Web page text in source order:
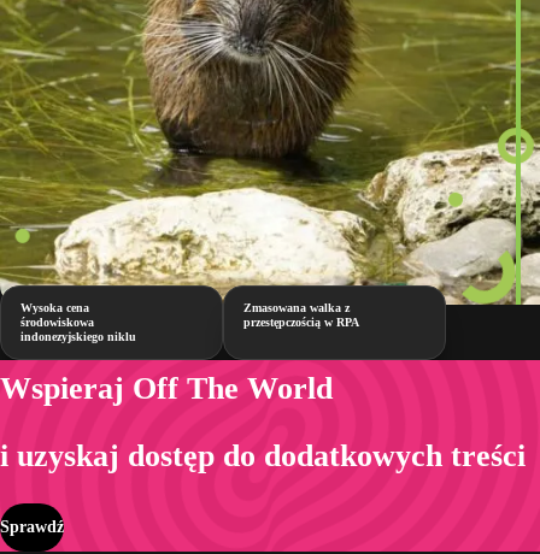
Wysoka cena
środowiskowa
indonezyjskiego niklu
Zmasowana walka z
przestępczością w RPA
Wspieraj Off The World
i uzyskaj dostęp do dodatkowych treści
Sprawdź